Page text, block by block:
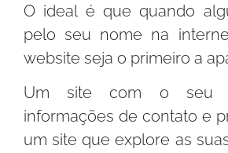
O ideal é que quando
pelo seu nome na
website seja o primeiro a
Um site com o seu
informações de contato e
um site que explore as